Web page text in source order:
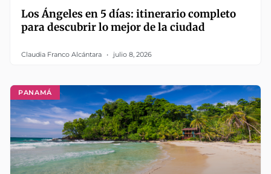
Los Ángeles en 5 días: itinerario completo
para descubrir lo mejor de la ciudad
Claudia Franco Alcántara julio 8, 2026
PANAMÁ